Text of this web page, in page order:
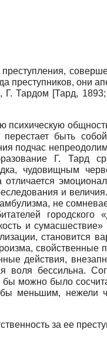
преступников, они
, Г. Тардом [Тард, 1893;
психическую
перестает быть
подчас
Г. Тард
чудовищным
и
не
городского
и
становится
свойственные
действия,
воля бессильна.
можно было
бы меньшим, нежели
за ее